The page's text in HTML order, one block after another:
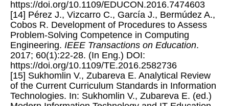
https://doi.org/10.1109/EDUCON.2016.7474603
[14] Pérez J., Vizcarro C., García J., Bermúdez A.,
Cobos R. Development of Procedures to Assess
Problem-Solving Competence in Computing
Engineering. IEEE Transactions on Education.
2017; 60(1):22-28. (In Eng.) DOI:
https://doi.org/10.1109/TE.2016.2582736
[15] Sukhomlin V., Zubareva E. Analytical Review
of the Current Curriculum Standards in Information
Technologies. In: Sukhomlin V., Zubareva E. (ed.)